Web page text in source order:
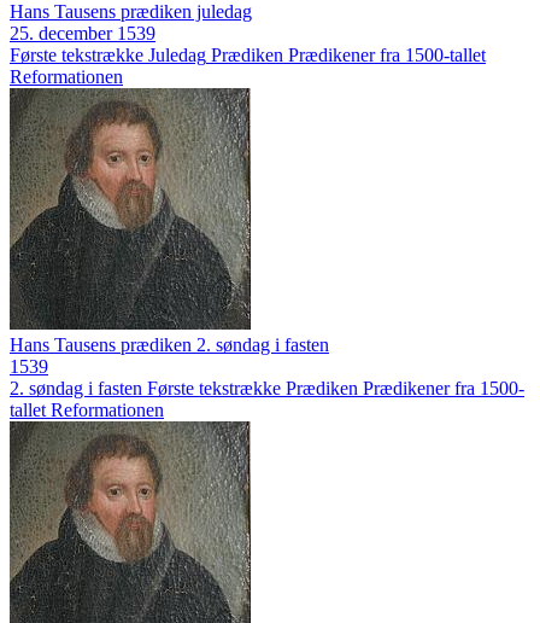
Hans Tausens prædiken juledag
25. december 1539
Første tekstrække Juledag Prædiken Prædikener fra 1500-tallet
Reformationen
Hans Tausens prædiken 2. søndag i fasten
1539
2. søndag i fasten Første tekstrække Prædiken Prædikener fra 1500-
tallet Reformationen